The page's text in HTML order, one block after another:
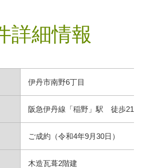
詳細情報
伊丹市南野6丁目
阪急伊丹線「稲野」駅 徒歩21分
ご成約（令和4年9月30日）
木造瓦葺2階建